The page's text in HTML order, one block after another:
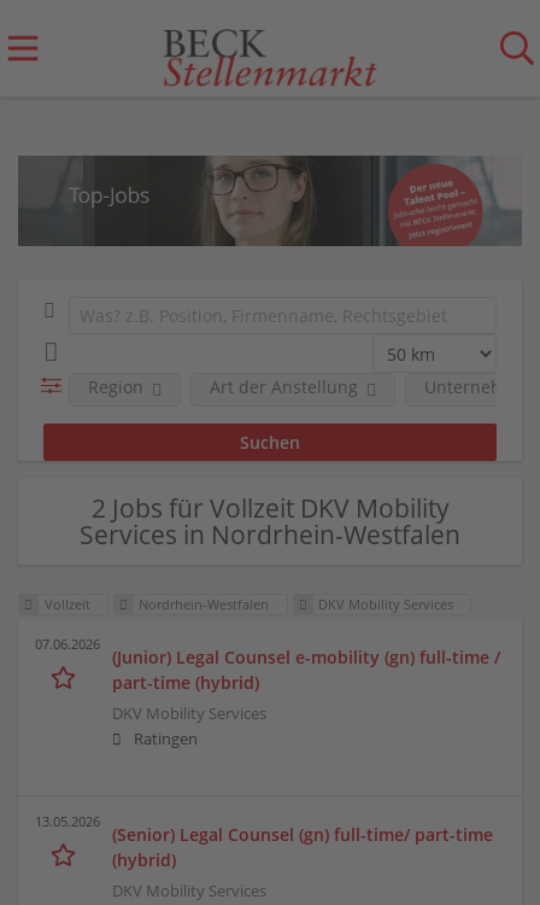
Region Art der Anstellung Unternehmen
2 Jobs für Vollzeit DKV Mobility
Services in Nordrhein-Westfalen
Vollzeit Nordrhein-Westfalen DKV Mobility Services
07.06.2026
(Junior) Legal Counsel e-mobility (gn) full-time /
part-time (hybrid)
DKV Mobility Services
Ratingen
13.05.2026
(Senior) Legal Counsel (gn) full-time/ part-time
(hybrid)
DKV Mobility Services